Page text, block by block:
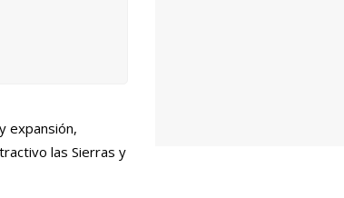
expansión,
las Sierras y